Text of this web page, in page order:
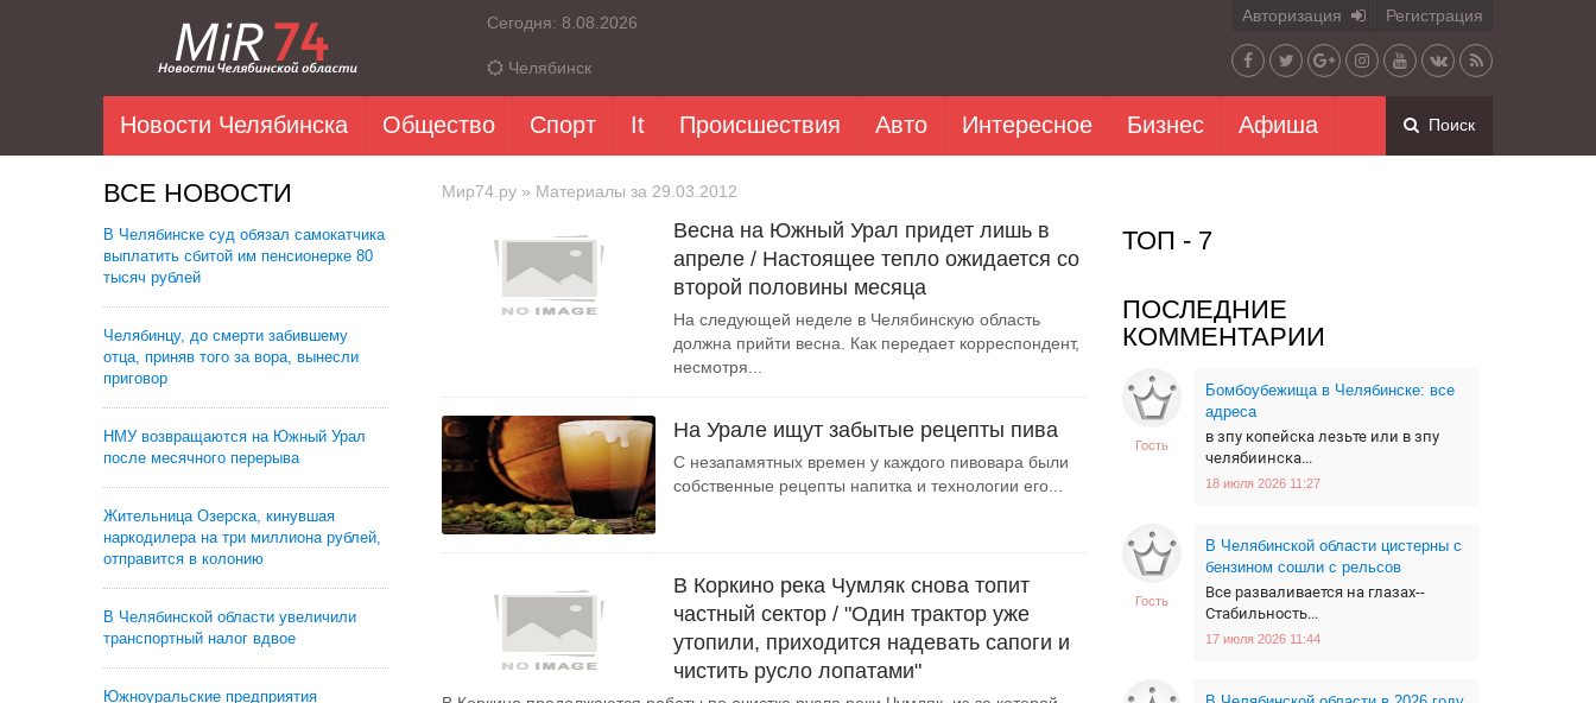
Сегодня: 8.08.2026
Челябинск
Авторизация Регистрация
Новости Челябинска Общество Спорт It Происшествия Авто Интересное Бизнес Афиша Поиск
ВСЕ НОВОСТИ
В Челябинске суд обязал самокатчика
выплатить сбитой им пенсионерке 80
тысяч рублей
Челябинцу, до смерти забившему
отца, приняв того за вора, вынесли
приговор
НМУ возвращаются на Южный Урал
после месячного перерыва
Жительница Озерска, кинувшая
наркодилера на три миллиона рублей,
отправится в колонию
В Челябинской области увеличили
транспортный налог вдвое
Южноуральские предприятия
ТОП - 7
ПОСЛЕДНИЕ
КОММЕНТАРИИ
Гость
Бомбоубежища в Челябинске: все
адреса
в зпу копейска лезьте или в зпу
челябиинска...
18 июля 2026 11:27
Гость
В Челябинской области цистерны с
бензином сошли с рельсов
Все разваливается на глазах--
Стабильность...
17 июля 2026 11:44
Мир74.ру » Материалы за 29.03.2012
Весна на Южный Урал придет лишь в
апреле / Настоящее тепло ожидается со
второй половины месяца
На следующей неделе в Челябинскую область
должна прийти весна. Как передает корреспондент,
несмотря...
На Урале ищут забытые рецепты пива
С незапамятных времен у каждого пивовара были
собственные рецепты напитка и технологии его...
В Коркино река Чумляк снова топит
частный сектор / "Один трактор уже
утопили, приходится надевать сапоги и
чистить русло лопатами"